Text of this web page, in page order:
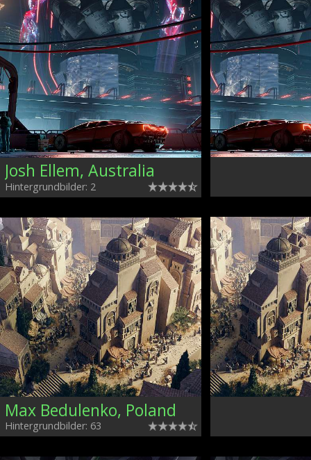
Josh Ellem, Australia
Hintergrundbilder: 2
Max Bedulenko, Poland
Hintergrundbilder: 63